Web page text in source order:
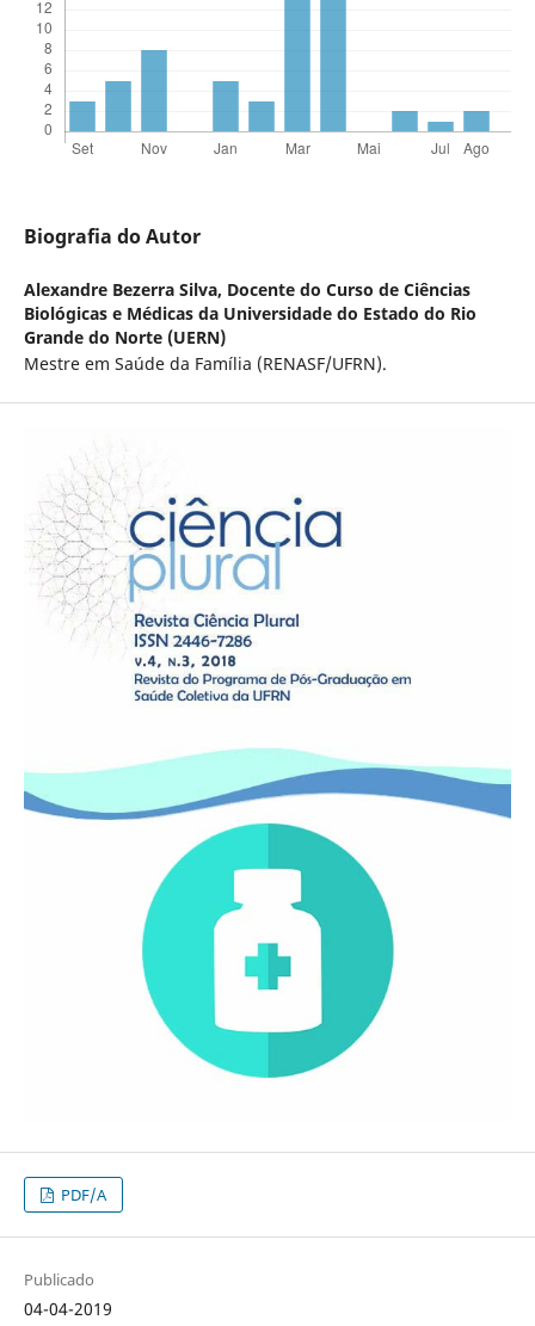
Biografia do Autor
Alexandre Bezerra Silva, Docente do Curso de Ciências
Biológicas e Médicas da Universidade do Estado do Rio
Grande do Norte (UERN)
Mestre em Saúde da Família (RENASF/UFRN).
PDF/A
Publicado
04-04-2019